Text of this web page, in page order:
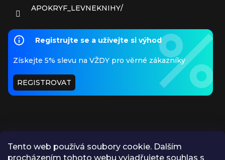
Tento web používá soubory cookie. Dalším
procházením tohoto webu vyjadřujete souhlas s
APOKRYF_LEVNEKNIHY/
Registrujte se a užívejte si výhod
Získejte 5% slevu na VŽDY pro věrné zákazníky
REGISTROVAT